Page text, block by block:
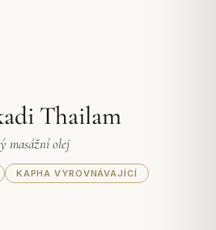
Thailam
masážní olej
KAPHA VYROVNÁVAJÍCÍ